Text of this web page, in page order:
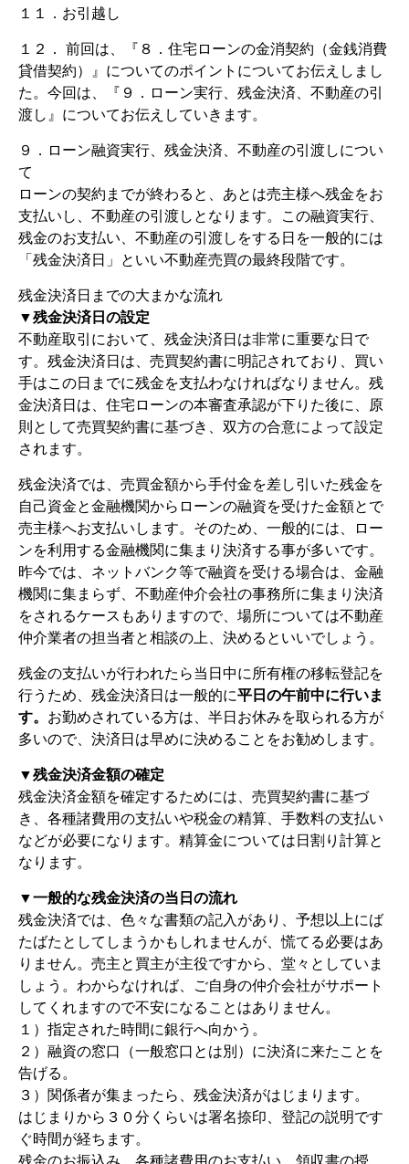
１１．お引越し
１２． 前回は、『８．住宅ローンの金消契約（金銭消費
貸借契約）』についてのポイントについてお伝えしまし
た。今回は、『９．ローン実行、残金決済、不動産の引
渡し』についてお伝えしていきます。
９．ローン融資実行、残金決済、不動産の引渡しについ
て
ローンの契約までが終わると、あとは売主様へ残金をお
支払いし、不動産の引渡しとなります。この融資実行、
残金のお支払い、不動産の引渡しをする日を一般的には
「残金決済日」といい不動産売買の最終段階です。
残金決済日までの大まかな流れ
▼残金決済日の設定
不動産取引において、残金決済日は非常に重要な日で
す。残金決済日は、売買契約書に明記されており、買い
手はこの日までに残金を支払わなければなりません。残
金決済日は、住宅ローンの本審査承認が下りた後に、原
則として売買契約書に基づき、双方の合意によって設定
されます。
残金決済では、売買金額から手付金を差し引いた残金を
自己資金と金融機関からローンの融資を受けた金額とで
売主様へお支払いします。そのため、一般的には、ロー
ンを利用する金融機関に集まり決済する事が多いです。
昨今では、ネットバンク等で融資を受ける場合は、金融
機関に集まらず、不動産仲介会社の事務所に集まり決済
をされるケースもありますので、場所については不動産
仲介業者の担当者と相談の上、決めるといいでしょう。
残金の支払いが行われたら当日中に所有権の移転登記を
行うため、残金決済日は一般的に平日の午前中に行いま
す。 お勤めされている方は、半日お休みを取られる方が
多いので、決済日は早めに決めることをお勧めします。
▼残金決済金額の確定
残金決済金額を確定するためには、売買契約書に基づ
き、各種諸費用の支払いや税金の精算、手数料の支払い
などが必要になります。精算金については日割り計算と
なります。
▼一般的な残金決済の当日の流れ
残金決済では、色々な書類の記入があり、予想以上にば
たばたとしてしまうかもしれませんが、慌てる必要はあ
りません。売主と買主が主役ですから、堂々としていま
しょう。わからなければ、ご自身の仲介会社がサポート
してくれますので不安になることはありません。
１）指定された時間に銀行へ向かう。
２）融資の窓口（一般窓口とは別）に決済に来たことを
告げる。
３）関係者が集まったら、残金決済がはじまります。
はじまりから３０分くらいは署名捺印、登記の説明です
ぐ時間が経ちます。
残金のお振込み、各種諸費用のお支払い、領収書の授